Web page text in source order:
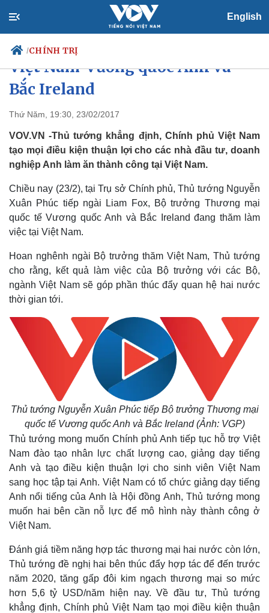
English
/CHÍNH TRỊ
Chính trị
Tổ chức nhân sự
Quốc hội
Nhận diện sự thật
Dự báo thời tiết
Giáo dục
Dấu ấn VOV
Biển đảo
Thúc đẩy quan hệ Thương mại
Việt Nam-Vương quốc Anh và
Bắc Ireland
Thứ Năm, 19:30, 23/02/2017
VOV.VN -Thủ tướng khẳng định, Chính phủ Việt Nam
tạo mọi điều kiện thuận lợi cho các nhà đầu tư, doanh
nghiệp Anh làm ăn thành công tại Việt Nam.
Chiều nay (23/2), tại Trụ sở Chính phủ, Thủ tướng Nguyễn
Xuân Phúc tiếp ngài Liam Fox, Bộ trưởng Thương mại
quốc tế Vương quốc Anh và Bắc Ireland đang thăm làm
việc tại Việt Nam.
Hoan nghênh ngài Bộ trưởng thăm Việt Nam, Thủ tướng
cho rằng, kết quả làm việc của Bộ trưởng với các Bộ,
ngành Việt Nam sẽ góp phần thúc đẩy quan hệ hai nước
thời gian tới.
Thủ tướng Nguyễn Xuân Phúc tiếp Bộ trưởng Thương mại
quốc tế Vương quốc Anh và Bắc Ireland (Ảnh: VGP)
Thủ tướng mong muốn Chính phủ Anh tiếp tục hỗ trợ Việt
Nam đào tạo nhân lực chất lượng cao, giảng dạy tiếng
Anh và tạo điều kiện thuận lợi cho sinh viên Việt Nam
sang học tập tại Anh. Việt Nam có tổ chức giảng dạy tiếng
Anh nổi tiếng của Anh là Hội đồng Anh, Thủ tướng mong
muốn hai bên cần nỗ lực để mô hình này thành công ở
Việt Nam.
Đánh giá tiềm năng hợp tác thương mại hai nước còn lớn,
Thủ tướng đề nghị hai bên thúc đẩy hợp tác để đến trước
năm 2020, tăng gấp đôi kim ngạch thương mại so mức
hơn 5,6 tỷ USD/năm hiện nay. Về đầu tư, Thủ tướng
khẳng định, Chính phủ Việt Nam tạo mọi điều kiện thuận